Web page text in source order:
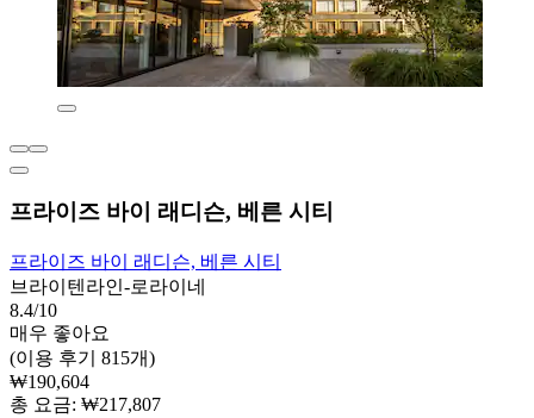
프라이즈 바이 래디슨, 베른 시티
프라이즈 바이 래디슨, 베른 시티
브라이텐라인-로라이네
8.4/10
매우 좋아요
(이용 후기 815개)
₩190,604
총 요금: ₩217,807